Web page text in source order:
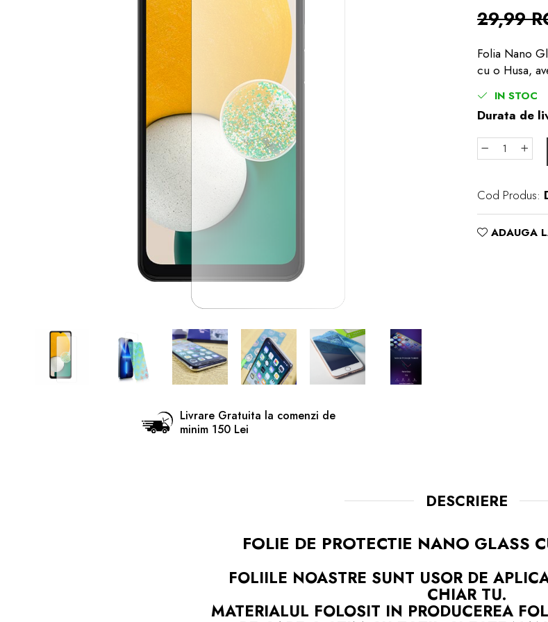
29,99
Folia Nano
cu o Husa,
IN STOC
Durata de
Cod Produs:
ADAUGA
Livrare Gratuita la comenzi de
minim 150 Lei
DESCRIERE
FOLIE DE PROTECTIE NANO GLASS
FOLIILE NOASTRE SUNT USOR DE
CHIAR TU.
MATERIALUL FOLOSIT IN PRODUCEREA